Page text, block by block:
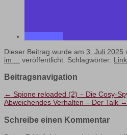
Dieser Beitrag wurde am 3. Juli 2025
im ...
veröffentlicht. Schlagwörter:
Beitragsnavigation
← Spione reloaded (2) – Die Cosy-
Abweichendes Verhalten – Der Talk →
Schreibe einen Kommentar